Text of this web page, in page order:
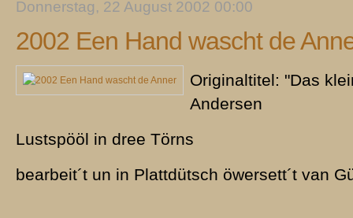
Donnerstag, 22 August 2002 00:00
2002 Een Hand wascht de
Originaltitel: "Das
Andersen
Lustspööl in dree Törns
bearbeit´t un in Plattdütsch öwersett´t van